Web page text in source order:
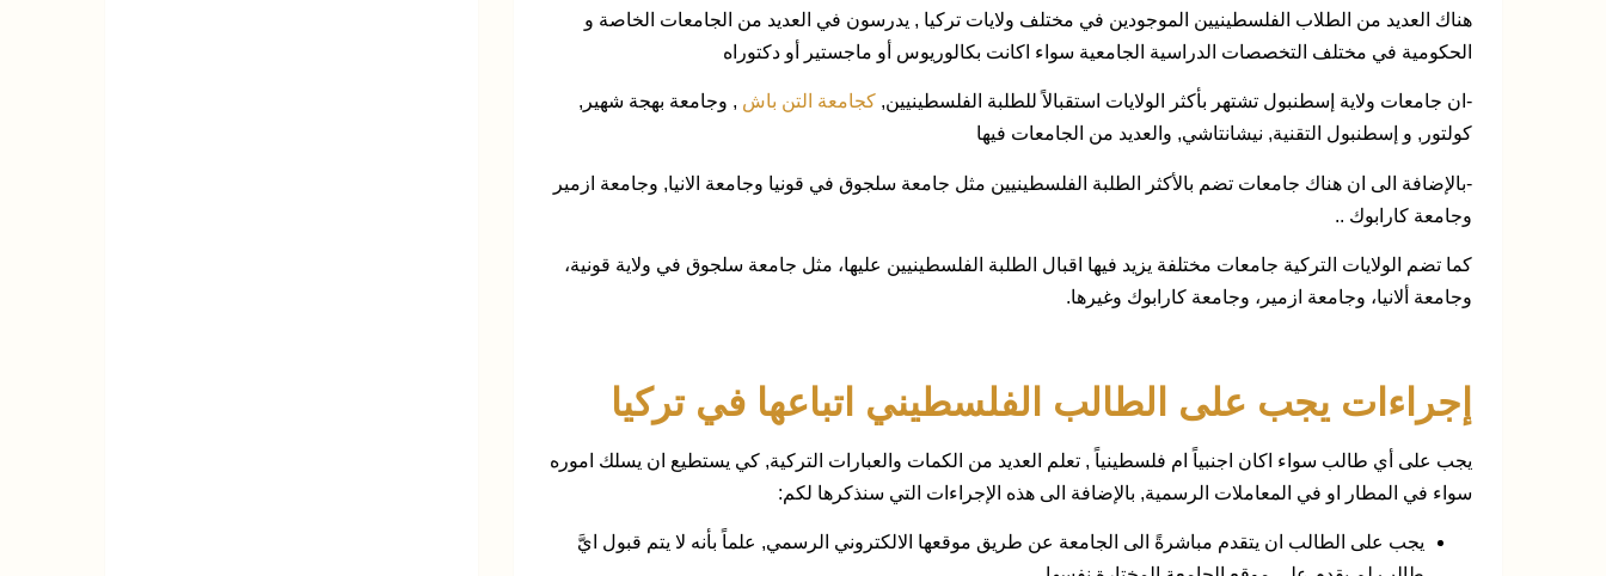
هناك العديد من الطلاب الفلسطينيين الموجودين في مختلف ولايات تركيا , يدرسون في العديد من الجامعات الخاصة و
الحكومية في مختلف التخصصات الدراسية الجامعية سواء اكانت بكالوريوس أو ماجستير أو دكتوراه
-ان جامعات ولاية إسطنبول تشتهر بأكثر الولايات استقبالاً للطلبة الفلسطينيين, كجامعة التن باش , وجامعة بهجة شهير,
كولتور, و إسطنبول التقنية, نيشانتاشي, والعديد من الجامعات فيها
-بالإضافة الى ان هناك جامعات تضم بالأكثر الطلبة الفلسطينيين مثل جامعة سلجوق في قونيا وجامعة الانيا, وجامعة ازمير
وجامعة كارابوك ..
كما تضم الولايات التركية جامعات مختلفة يزيد فيها اقبال الطلبة الفلسطينيين عليها، مثل جامعة سلجوق في ولاية قونية،
وجامعة ألانيا، وجامعة ازمير، وجامعة كارابوك وغيرها.
إجراءات يجب على الطالب الفلسطيني اتباعها في تركيا
يجب على أي طالب سواء اكان اجنبياً ام فلسطينياً , تعلم العديد من الكمات والعبارات التركية, كي يستطيع ان يسلك اموره
سواء في المطار او في المعاملات الرسمية, بالإضافة الى هذه الإجراءات التي سنذكرها لكم:
يجب على الطالب ان يتقدم مباشرةً الى الجامعة عن طريق موقعها الالكتروني الرسمي, علماً بأنه لا يتم قبول ايَّ